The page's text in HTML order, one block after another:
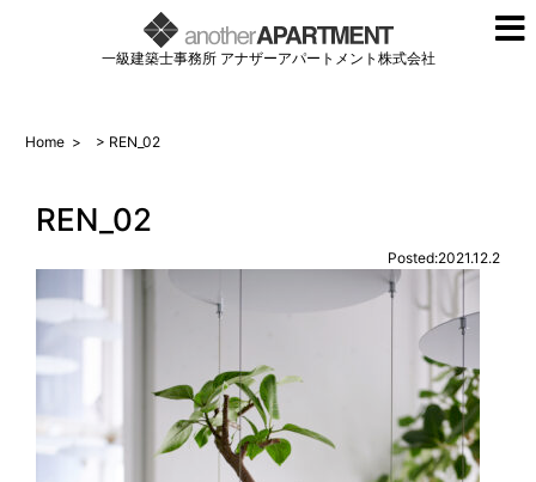
一級建築士事務所 アナザーアパートメント株式会社
Home > > REN_02
REN_02
Posted:2021.12.2